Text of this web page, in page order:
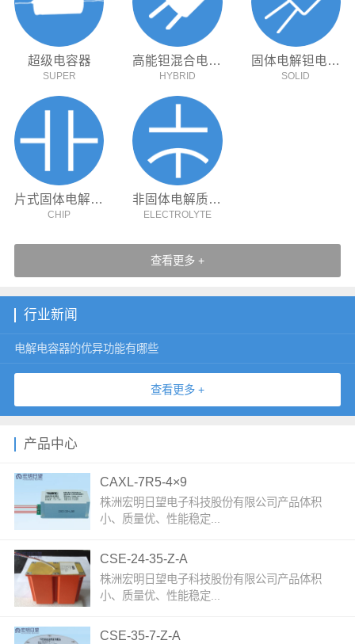
超级电容器
SUPER
高能钽混合电容器
HYBRID
固体电解钽电容器
SOLID
片式固体电解质钽电容器
CHIP
非固体电解质钽电容器
ELECTROLYTE
查看更多 +
行业新闻
电解电容器的优异功能有哪些
查看更多 +
产品中心
CAXL-7R5-4×9
株洲宏明日望电子科技股份有限公司产品体积
小、质量优、性能稳定...
CSE-24-35-Z-A
株洲宏明日望电子科技股份有限公司产品体积
小、质量优、性能稳定...
CSE-35-7-Z-A